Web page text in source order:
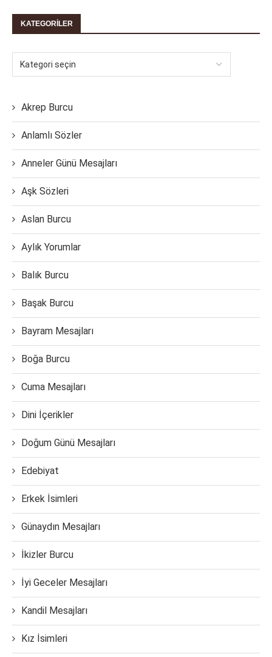
KATEGORILER
Akrep Burcu
Anlamlı Sözler
Anneler Günü Mesajları
Aşk Sözleri
Aslan Burcu
Aylık Yorumlar
Balık Burcu
Başak Burcu
Bayram Mesajları
Boğa Burcu
Cuma Mesajları
Dini İçerikler
Doğum Günü Mesajları
Edebiyat
Erkek İsimleri
Günaydın Mesajları
İkizler Burcu
İyi Geceler Mesajları
Kandil Mesajları
Kız İsimleri